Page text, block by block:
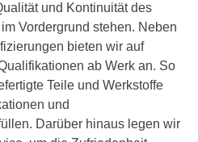
und Kontinuität des
Vordergrund stehen. Neben
bieten wir auf
ab Werk an. So
Teile und Werkstoffe
und
Darüber hinaus legen wir